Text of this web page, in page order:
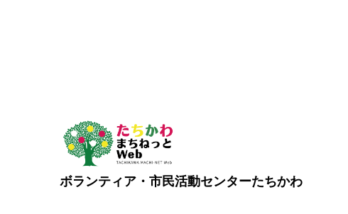
ボランティア・市民活動センターたちかわ